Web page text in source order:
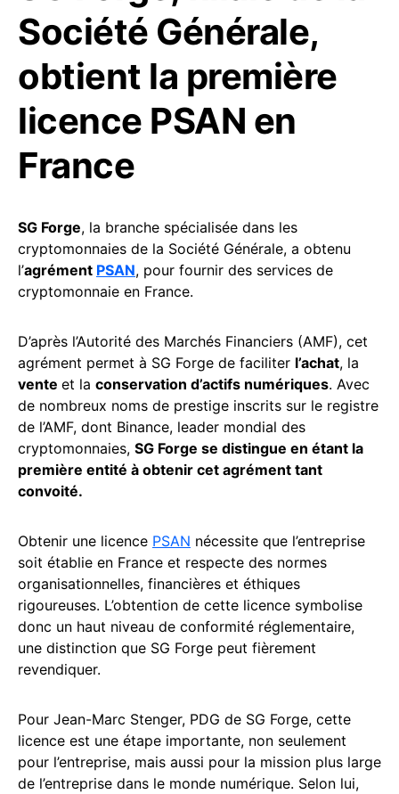
Société Générale,
obtient la première
licence PSAN en
France
SG Forge, la branche spécialisée dans les
cryptomonnaies de la Société Générale, a obtenu
l’agrément PSAN, pour fournir des services de
cryptomonnaie en France.
D’après l’Autorité des Marchés Financiers (AMF), cet
agrément permet à SG Forge de faciliter l’achat, la
vente et la conservation d’actifs numériques. Avec
de nombreux noms de prestige inscrits sur le registre
de l’AMF, dont Binance, leader mondial des
cryptomonnaies, SG Forge se distingue en étant la
première entité à obtenir cet agrément tant
convoité.
Obtenir une licence PSAN nécessite que l’entreprise
soit établie en France et respecte des normes
organisationnelles, financières et éthiques
rigoureuses. L’obtention de cette licence symbolise
donc un haut niveau de conformité réglementaire,
une distinction que SG Forge peut fièrement
revendiquer.
Pour Jean-Marc Stenger, PDG de SG Forge, cette
licence est une étape importante, non seulement
pour l’entreprise, mais aussi pour la mission plus large
de l’entreprise dans le monde numérique. Selon lui,